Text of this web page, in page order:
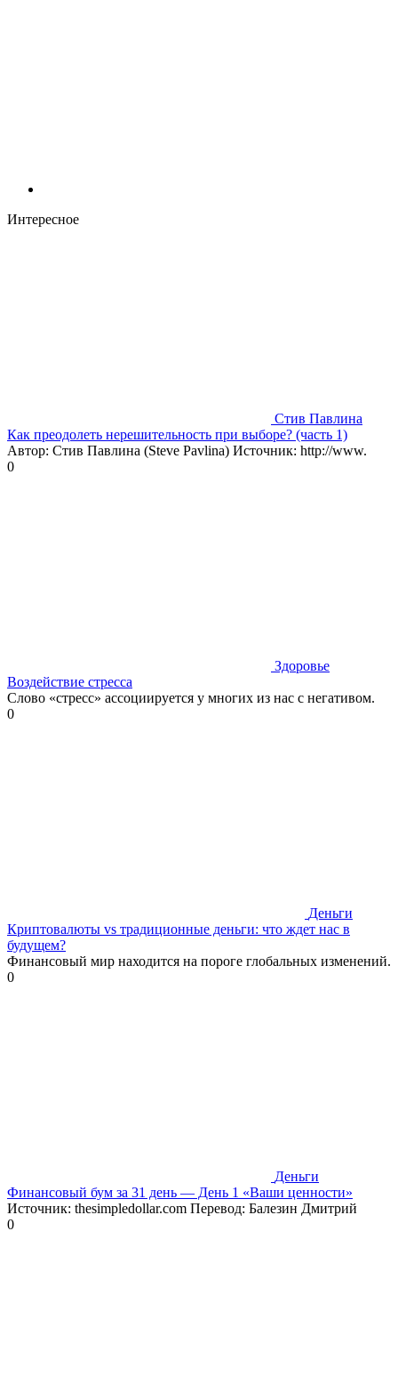
Интересное
Стив Павлина
Как преодолеть нерешительность при выборе? (часть 1)
Автор: Стив Павлина (Steve Pavlina) Источник: http://www.
0
Здоровье
Воздействие стресса
Слово «стресс» ассоциируется у многих из нас с негативом.
0
Деньги
Криптовалюты vs традиционные деньги: что ждет нас в
будущем?
Финансовый мир находится на пороге глобальных изменений.
0
Деньги
Финансовый бум за 31 день — День 1 «Ваши ценности»
Источник: thesimpledollar.com Перевод: Балезин Дмитрий
0